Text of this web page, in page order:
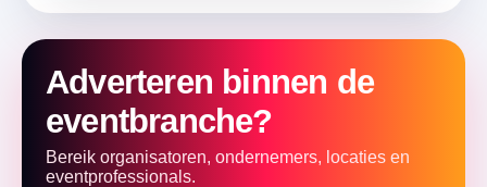
Adverteren binnen de
eventbranche?
Bereik organisatoren, ondernemers, locaties en
eventprofessionals.